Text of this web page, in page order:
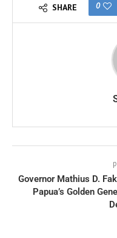
SHARE 0
Governor Mathius D.
Papua’s Golden